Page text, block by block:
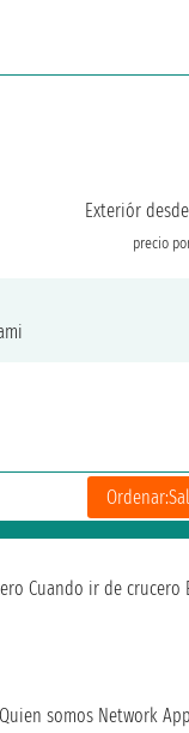
Exteriór
precio
Ordenar:
Cuando ir de crucero
Quien somos Network